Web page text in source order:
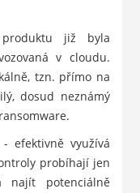
již byla
v cloudu.
tzn. přímo na
dosud neznámý
- efektivně využívá
probíhají jen
najít potenciálně